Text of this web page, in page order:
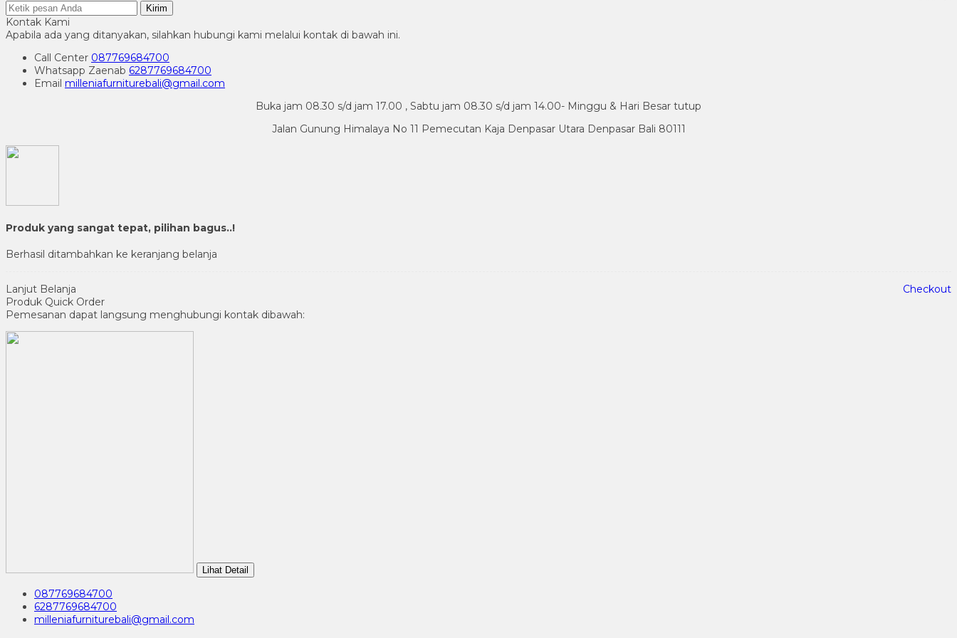
Kirim
Kontak Kami
Apabila ada yang ditanyakan, silahkan hubungi kami melalui kontak di bawah ini.
Call Center 087769684700
Whatsapp Zaenab 6287769684700
Email milleniafurniturebali@gmail.com
Buka jam 08.30 s/d jam 17.00 , Sabtu jam 08.30 s/d jam 14.00- Minggu & Hari Besar tutup
Jalan Gunung Himalaya No 11 Pemecutan Kaja Denpasar Utara Denpasar Bali 80111
Produk yang sangat tepat, pilihan bagus..!
Berhasil ditambahkan ke keranjang belanja
Lanjut Belanja
Checkout
Produk Quick Order
Pemesanan dapat langsung menghubungi kontak dibawah:
Lihat Detail
087769684700
6287769684700
milleniafurniturebali@gmail.com